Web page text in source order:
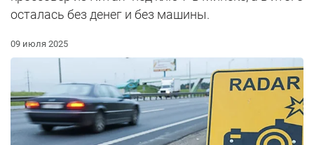
осталась без денег и без машины.
09 июля 2025